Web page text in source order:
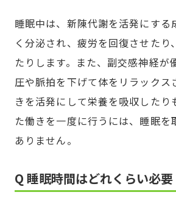
睡眠中は、新陳代謝を活発にする
く分泌され、疲労を回復させたり
たりします。また、副交感神経が
圧や脈拍を下げて体をリラックス
きを活発にして栄養を吸収したり
た働きを一度に行うには、睡眠を
ありません。
Q 睡眠時間はどれくらい必要